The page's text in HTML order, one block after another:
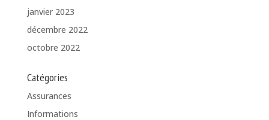
janvier 2023
décembre 2022
octobre 2022
Catégories
Assurances
Informations